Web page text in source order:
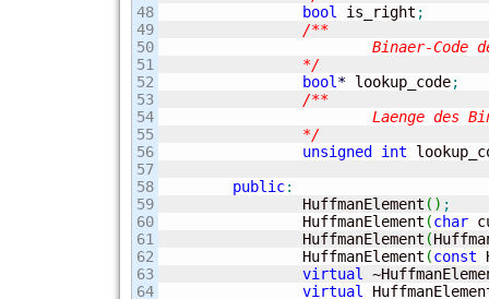
48
49
50
51
52
53
54
55
56
57
58
59
60
61
62
63
64
bool is_right ;
/**
		*/
bool* lookup_code;
/**
		*/
unsigned
int
public:
		HuffmanElement
( ) ;
		HuffmanElement
(char
		HuffmanElement
(
		HuffmanElement
(const
virtual
virtual